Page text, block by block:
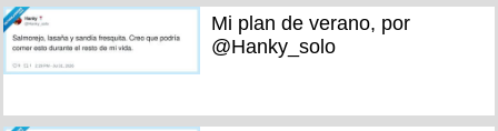
Mi plan de verano, por
@Hanky_solo